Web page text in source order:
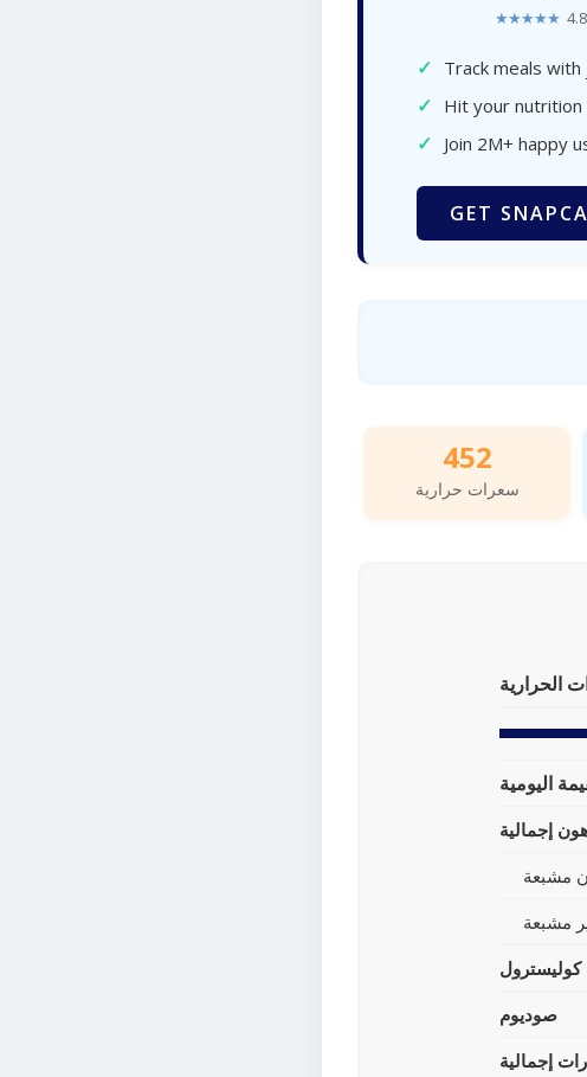
★★★★★
✓ Track meals
✓ Hit your nutrition
✓ Join 2M+ happy
GET
452
سعرات حرارية
الحرارية
إجمالية
مشبعة
مشبعة
كوليسترول
صوديوم
إجمالية